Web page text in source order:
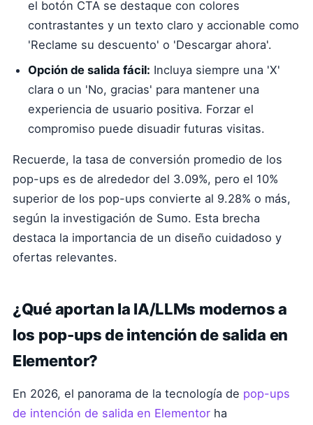
el botón CTA se destaque con colores
contrastantes y un texto claro y accionable como
'Reclame su descuento' o 'Descargar ahora'.
Opción de salida fácil: Incluya siempre una 'X'
clara o un 'No, gracias' para mantener una
experiencia de usuario positiva. Forzar el
compromiso puede disuadir futuras visitas.
Recuerde, la tasa de conversión promedio de los
pop-ups es de alrededor del 3.09%, pero el 10%
superior de los pop-ups convierte al 9.28% o más,
según la investigación de Sumo. Esta brecha
destaca la importancia de un diseño cuidadoso y
ofertas relevantes.
¿Qué aportan la IA/LLMs modernos a
los pop-ups de intención de salida en
Elementor?
En 2026, el panorama de la tecnología de pop-ups
de intención de salida en Elementor ha